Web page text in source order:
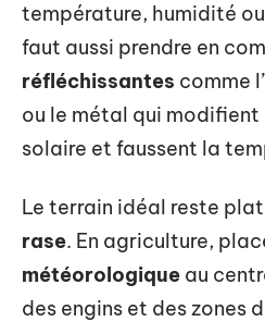
température, humidité
faut aussi prendre en
réfléchissantes comme
ou le métal qui modifient
solaire et faussent la
Le terrain idéal reste
rase. En agriculture,
météorologique au
des engins et des zones